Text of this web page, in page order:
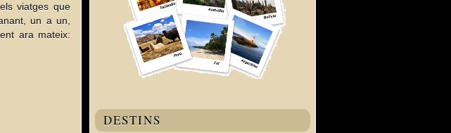
viatges que
un a un,
ara mateix:
DESTINS